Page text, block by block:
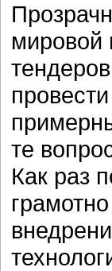
мировой
те
Как раз